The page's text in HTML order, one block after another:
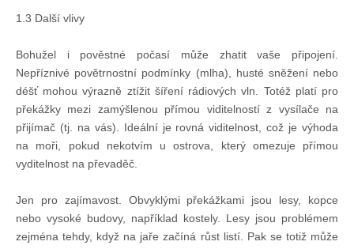
1.3 Další vlivy
Bohužel i pověstné počasí může zhatit vaše připojení.
Nepříznivé povětrnostní podmínky (mlha), husté sněžení nebo
déšť mohou výrazně ztížit šíření rádiových vln. Totéž platí pro
překážky mezi zamýšlenou přímou viditelností z vysílače na
přijímač (tj. na vás). Ideální je rovná viditelnost, což je výhoda
na moři, pokud nekotvím u ostrova, který omezuje přímou
vyditelnost na převaděč.
Jen pro zajímavost. Obvyklými překážkami jsou lesy, kopce
nebo vysoké budovy, například kostely. Lesy jsou problémem
zejména tehdy, když na jaře začíná růst listí. Pak se totiž může